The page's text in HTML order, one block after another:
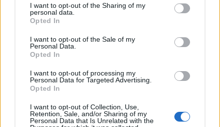
not limited to your visit or usage behaviour. You may click to
grant or deny consent to Google and its third-party tags to
use your data for below specified purposes in below Google
consent section.
I want to opt-out of the Sharing of my
personal data.
Opted In
I want to opt-out of the Sale of my
Personal Data.
Opted In
I want to opt-out of processing my
Personal Data for Targeted Advertising.
Opted In
I want to opt-out of Collection, Use,
Retention, Sale, and/or Sharing of my
Personal Data that Is Unrelated with the